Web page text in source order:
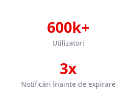
600k+
Utilizatori
3x
Notificări înainte de expirare